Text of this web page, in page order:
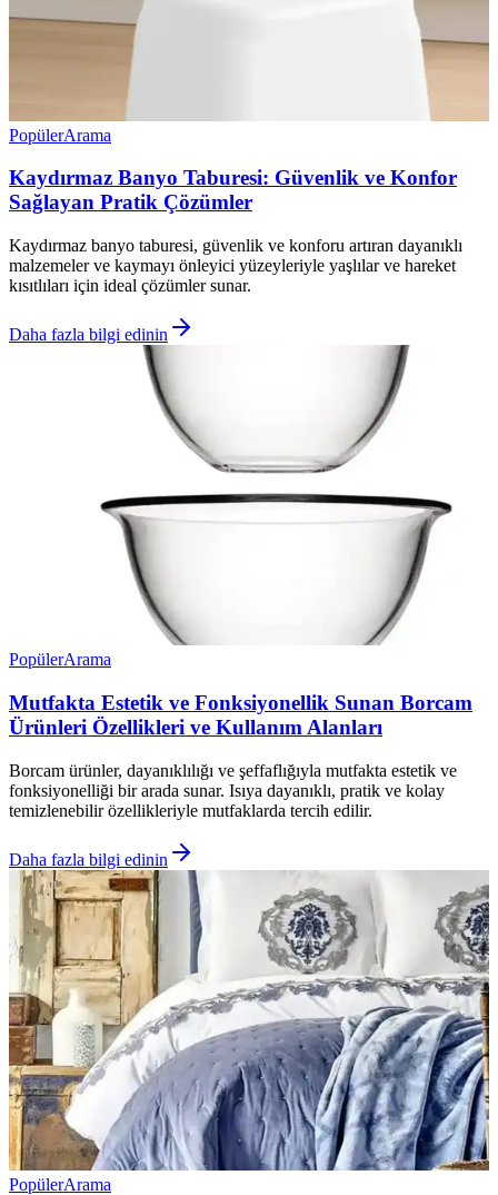
PopülerArama
Kaydırmaz Banyo Taburesi: Güvenlik ve Konfor
Sağlayan Pratik Çözümler
Kaydırmaz banyo taburesi, güvenlik ve konforu artıran dayanıklı
malzemeler ve kaymayı önleyici yüzeyleriyle yaşlılar ve hareket
kısıtlıları için ideal çözümler sunar.
Daha fazla bilgi edinin
PopülerArama
Mutfakta Estetik ve Fonksiyonellik Sunan Borcam
Ürünleri Özellikleri ve Kullanım Alanları
Borcam ürünler, dayanıklılığı ve şeffaflığıyla mutfakta estetik ve
fonksiyonelliği bir arada sunar. Isıya dayanıklı, pratik ve kolay
temizlenebilir özellikleriyle mutfaklarda tercih edilir.
Daha fazla bilgi edinin
PopülerArama